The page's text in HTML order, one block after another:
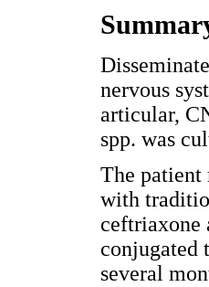
nervous
articular,
spp. was
The patient
with
ceftriaxone
several